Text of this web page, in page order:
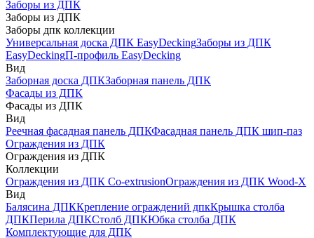
Заборы из ДПК
Заборы из ДПК
Заборы дпк коллекции
Универсальная доска ДПК EasyDeckingЗаборы из ДПК
EasyDeckingП-профиль EasyDecking
Вид
Заборная доска ДПКЗаборная панель ДПК
Фасады из ДПК
Фасады из ДПК
Вид
Реечная фасадная панель ДПКФасадная панель ДПК шип-паз
Ограждения из ДПК
Ограждения из ДПК
Коллекции
Ограждения из ДПК Co-extrusionОграждения из ДПК Wood-X
Вид
Балясина ДПККрепление ограждений дпкКрышка столба
ДПКПерила ДПКСтолб ДПКЮбка столба ДПК
Комплектующие для ДПК